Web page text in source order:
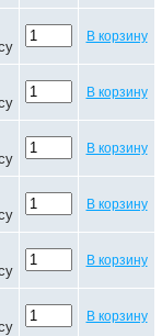
В корзину
В корзину
В корзину
В корзину
В корзину
В корзину